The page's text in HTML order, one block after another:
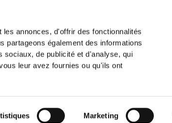
annonces, d'offrir des fonctionnalités
partageons également des informations
sociaux, de publicité et d'analyse, qui
leur avez fournies ou qu'ils ont
Marketing